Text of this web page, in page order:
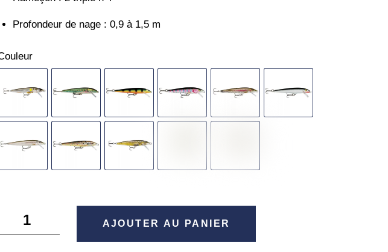
Profondeur de nage : 0,9 à 1,5 m
quantité
AJOUTER AU PANIER